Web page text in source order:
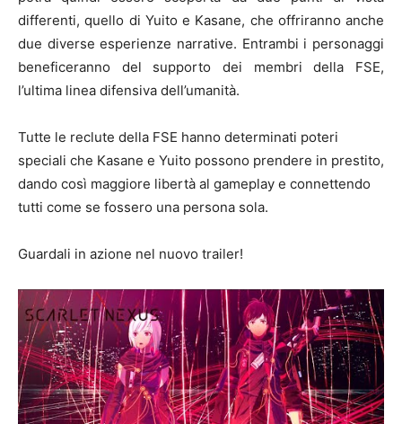
differenti, quello di Yuito e Kasane, che offriranno anche
due diverse esperienze narrative. Entrambi i personaggi
beneficeranno del supporto dei membri della FSE,
l’ultima linea difensiva dell’umanità.
Tutte le reclute della FSE hanno determinati poteri
speciali che Kasane e Yuito possono prendere in prestito,
dando così maggiore libertà al gameplay e connettendo
tutti come se fossero una persona sola.
Guardali in azione nel nuovo trailer!